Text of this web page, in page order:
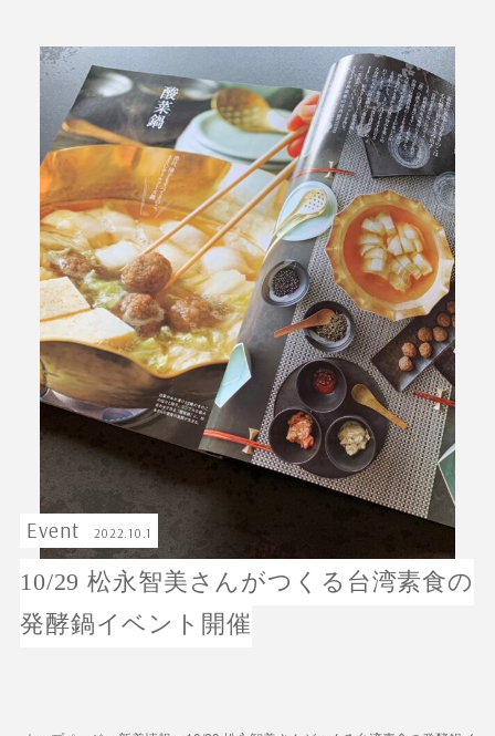
ABOUT Cieplo シェプロについて
シェプロの生はちみつ
店舗紹介
NEWS 新着情報
ONLINE SHOP オンラインショップ／商品紹介
JOURNAL 読みもの
Event 2022.10.1
10/29 松永智美さんがつくる台湾素食の
発酵鍋イベント開催